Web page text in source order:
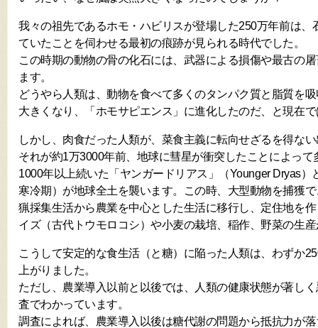
我々の祖先であるホモ・ハビリスが登場した250万年前は、
ていたことを伺わせる最初の痕跡が見られる時代でした。
この時期の動物の骨の化石には、武器による損傷や最古の
ます。
どうやら人類は、動物を食べて多くのタンパク質と脂質を
大きくなり、「ホモサピエンス」に進化したのだ、と現在
しかし、肉食だった人類が、菜食主義に転向せざるを得な
それが約1万3000年前、地球に彗星が衝突したことによっ
1000年以上続いた「ヤンガードリアス」（Younger Dryas）
寒冷期）が地球全土を襲います。この時、大型動物を捕獲
猟採集生活から農業を中心とした生活に移行し、定住地を
イズ（古代トウモロコシ）や小麦の栽培、稲作、野菜の生
こうして安定的な食生活（と糖）に陥った人類は、わずか
上がりました。
ただし、農業導入以前と以後では、人類の健康状態が著し
査でわかっています。
調査によれば、農業導入以後は糖代謝の問題から抵抗力が